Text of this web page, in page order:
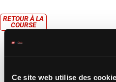
Ce site web utilise des
RETOUR À LA
COURSE